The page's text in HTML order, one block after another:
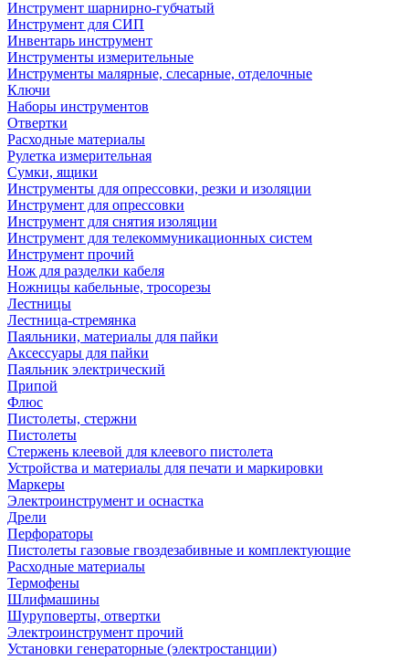
Инструмент шарнирно-губчатый
Инструмент для СИП
Инвентарь инструмент
Инструменты измерительные
Инструменты малярные, слесарные, отделочные
Ключи
Наборы инструментов
Отвертки
Расходные материалы
Рулетка измерительная
Сумки, ящики
Инструменты для опрессовки, резки и изоляции
Инструмент для опрессовки
Инструмент для снятия изоляции
Инструмент для телекоммуникационных систем
Инструмент прочий
Нож для разделки кабеля
Ножницы кабельные, тросорезы
Лестницы
Лестница-стремянка
Паяльники, материалы для пайки
Аксессуары для пайки
Паяльник электрический
Припой
Флюс
Пистолеты, стержни
Пистолеты
Стержень клеевой для клеевого пистолета
Устройства и материалы для печати и маркировки
Маркеры
Электроинструмент и оснастка
Дрели
Перфораторы
Пистолеты газовые гвоздезабивные и комплектующие
Расходные материалы
Термофены
Шлифмашины
Шуруповерты, отвертки
Электроинструмент прочий
Установки генераторные (электростанции)